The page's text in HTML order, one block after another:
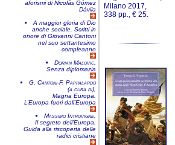
aforismi di Nicolás Gómez
Dávila
A maggior gloria di Dio
anche sociale. Scritti in
onore di Giovanni Cantoni
nel suo settantesimo
compleanno
Dorian Malovic,
Senza diplomazia
G. Cantoni-F. Pappalardo
(a cura di),
Magna Europa.
L’Europa fuori dall’Europa
Massimo Introvigne,
Il segreto dell’Europa.
Guida alla riscoperta delle
radici cristiane
Milano 2017,
338 pp., € 25.